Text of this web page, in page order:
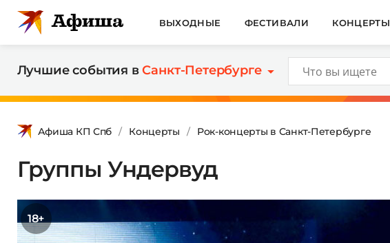
ВЫХОДНЫЕ ФЕСТИВАЛИ КОНЦЕРТЫ
Лучшие события вСанкт-Петербурге
Афиша КП Спб Концерты Рок-концерты в Санкт-Петербурге
Группы Ундервуд
18+